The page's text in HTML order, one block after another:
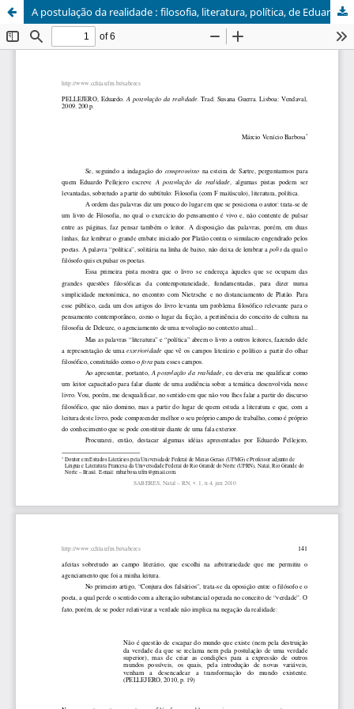
A postulação da realidade : filosofia, literatura, polí­tica, de Eduardo Pellejero